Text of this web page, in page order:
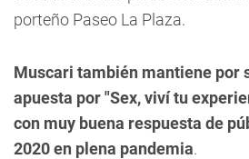
porteño Paseo La Plaza.
Muscari también mantiene por
apuesta por "Sex, viví tu
con muy buena respuesta de
2020 en plena pandemia.